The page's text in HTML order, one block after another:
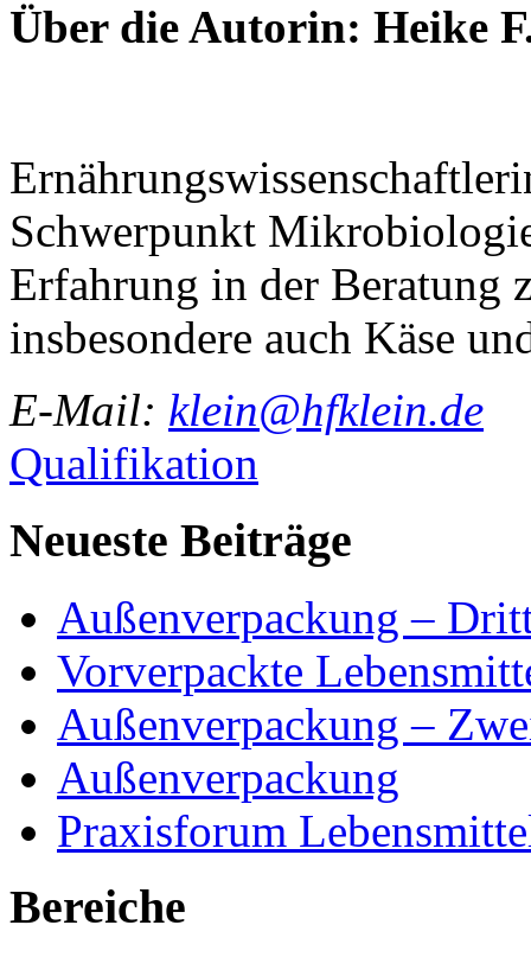
Über die Autorin: Heike
Schwerpunkt
Erfahrung in der Beratung
insbesondere auch Käse
E-Mail: klein@hfklein.de
Qualifikation
Neueste Beiträge
Außenverpackung –
Vorverpackte
Außenverpackung –
Außenverpackung
Praxisforum
Bereiche